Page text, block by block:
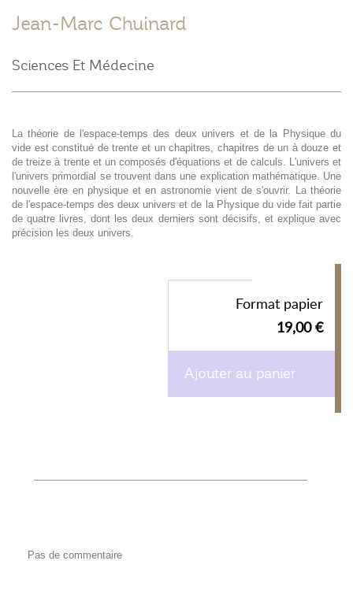
Jean-Marc Chuinard
Sciences Et Médecine
La théorie de l'espace-temps des deux univers et de la Physique du
vide est constitué de trente et un chapitres, chapitres de un à douze et
de treize à trente et un composés d'équations et de calculs. L'univers et
l'univers primordial se trouvent dans une explication mathématique. Une
nouvelle ère en physique et en astronomie vient de s'ouvrir. La théorie
de l'espace-temps des deux univers et de la Physique du vide fait partie
de quatre livres, dont les deux derniers sont décisifs, et explique avec
précision les deux univers.
Format papier
19,00 €
Ajouter au panier
Pas de commentaire